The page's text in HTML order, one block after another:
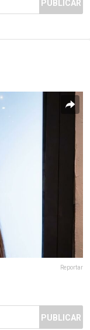
PUBLICAR
Reportar
PUBLICAR